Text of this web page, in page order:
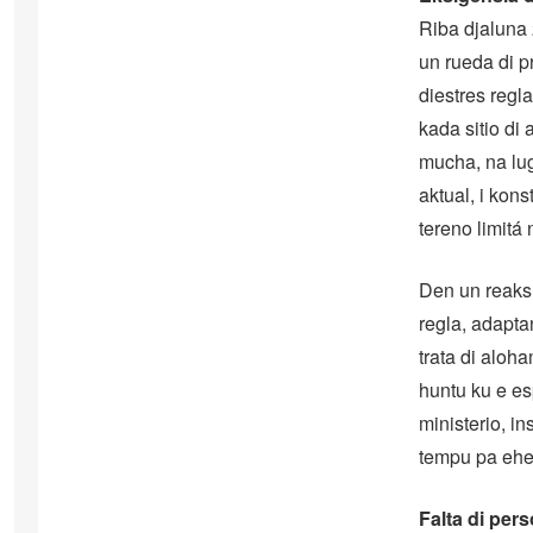
Riba djaluna
un rueda di
diestres
kada sitio di
mucha, na
aktual, i
tereno limitá
Den un
regla,
trata di
huntu ku e
ministerio,
tempu pa
Falta di